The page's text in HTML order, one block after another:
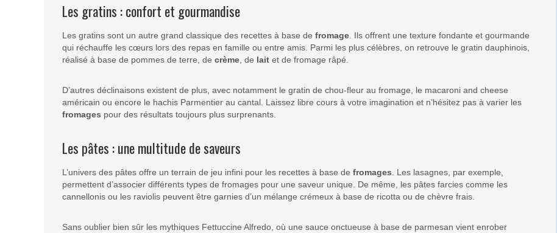
Les gratins : confort et gourmandise
Les gratins sont un autre grand classique des recettes à base de fromage . Ils offrent une texture fondante et gourmande
qui réchauffe les cœurs lors des repas en famille ou entre amis. Parmi les plus célèbres, on retrouve le gratin dauphinois,
réalisé à base de pommes de terre, de crème , de lait et de fromage râpé.
D’autres déclinaisons existent de plus, avec notamment le gratin de chou-fleur au fromage, le macaroni and cheese
américain ou encore le hachis Parmentier au cantal. Laissez libre cours à votre imagination et n’hésitez pas à varier les
fromages pour des résultats toujours plus surprenants.
Les pâtes : une multitude de saveurs
L’univers des pâtes offre un terrain de jeu infini pour les recettes à base de fromages . Les lasagnes, par exemple,
permettent d’associer différents types de fromages pour une saveur unique. De même, les pâtes farcies comme les
cannellonis ou les raviolis peuvent être garnies d’un mélange crémeux à base de ricotta ou de chèvre frais.
Sans oublier bien sûr les mythiques Fettuccine Alfredo, où une sauce onctueuse à base de parmesan vient enrober